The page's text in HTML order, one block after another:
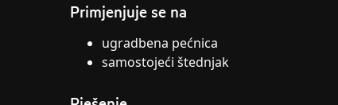
Primjenjuje se na
ugradbena pećnica
samostojeći štednjak